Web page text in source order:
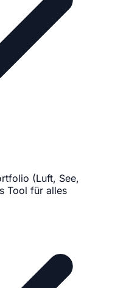
(Luft, See,
Tool für alles